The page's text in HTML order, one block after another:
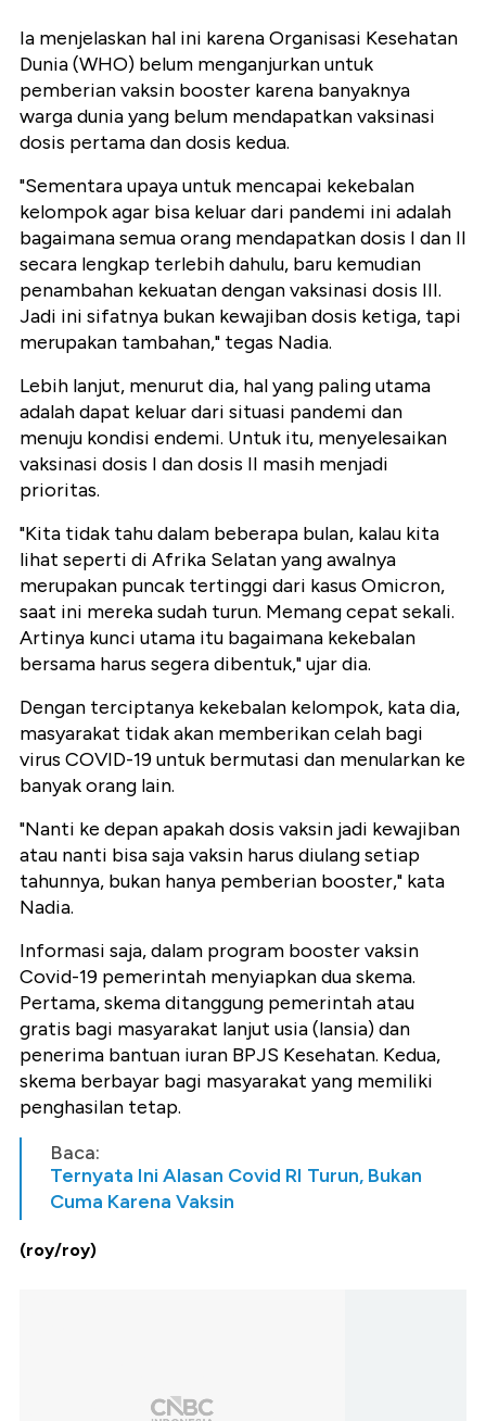
Ia menjelaskan hal ini karena Organisasi Kesehatan
Dunia (WHO) belum menganjurkan untuk
pemberian vaksin booster karena banyaknya
warga dunia yang belum mendapatkan vaksinasi
dosis pertama dan dosis kedua.
"Sementara upaya untuk mencapai kekebalan
kelompok agar bisa keluar dari pandemi ini adalah
bagaimana semua orang mendapatkan dosis I dan II
secara lengkap terlebih dahulu, baru kemudian
penambahan kekuatan dengan vaksinasi dosis III.
Jadi ini sifatnya bukan kewajiban dosis ketiga, tapi
merupakan tambahan," tegas Nadia.
Lebih lanjut, menurut dia, hal yang paling utama
adalah dapat keluar dari situasi pandemi dan
menuju kondisi endemi. Untuk itu, menyelesaikan
vaksinasi dosis I dan dosis II masih menjadi
prioritas.
"Kita tidak tahu dalam beberapa bulan, kalau kita
lihat seperti di Afrika Selatan yang awalnya
merupakan puncak tertinggi dari kasus Omicron,
saat ini mereka sudah turun. Memang cepat sekali.
Artinya kunci utama itu bagaimana kekebalan
bersama harus segera dibentuk," ujar dia.
Dengan terciptanya kekebalan kelompok, kata dia,
masyarakat tidak akan memberikan celah bagi
virus COVID-19 untuk bermutasi dan menularkan ke
banyak orang lain.
"Nanti ke depan apakah dosis vaksin jadi kewajiban
atau nanti bisa saja vaksin harus diulang setiap
tahunnya, bukan hanya pemberian booster," kata
Nadia.
Informasi saja, dalam program booster vaksin
Covid-19 pemerintah menyiapkan dua skema.
Pertama, skema ditanggung pemerintah atau
gratis bagi masyarakat lanjut usia (lansia) dan
penerima bantuan iuran BPJS Kesehatan. Kedua,
skema berbayar bagi masyarakat yang memiliki
penghasilan tetap.
Baca:
Ternyata Ini Alasan Covid RI Turun, Bukan
Cuma Karena Vaksin
(roy/roy)